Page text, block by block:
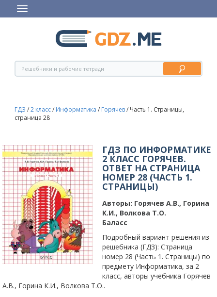
ГДЗ /2 класс/ Информатика / Горячев/ Часть 1. Страницы,
страница 28
ГДЗ ПО ИНФОРМАТИКЕ
2 КЛАСС ГОРЯЧЕВ.
ОТВЕТ НА СТРАНИЦА
НОМЕР 28 (ЧАСТЬ 1.
СТРАНИЦЫ)
Авторы: Горячев А.В., Горина
К.И., Волкова Т.О.
Баласс
Подробный вариант решения из
решебника (ГДЗ): Страница
номер 28 (Часть 1. Страницы) по
предмету Информатика, за 2
класс, авторы учебника Горячев
А.В., Горина К.И., Волкова Т.О..